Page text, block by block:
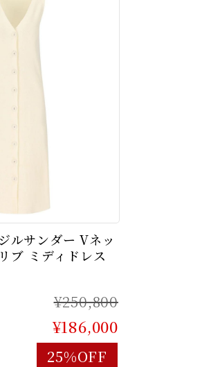
ルサンダー Vネッ
ブ ミディドレス
¥250,800
¥186,000
25%OFF